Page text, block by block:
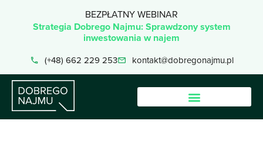
BEZPŁATNY WEBINAR
Strategia Dobrego Najmu: Sprawdzony system
inwestowania w najem
(+48) 662 229 253 kontakt@dobregonajmu.pl